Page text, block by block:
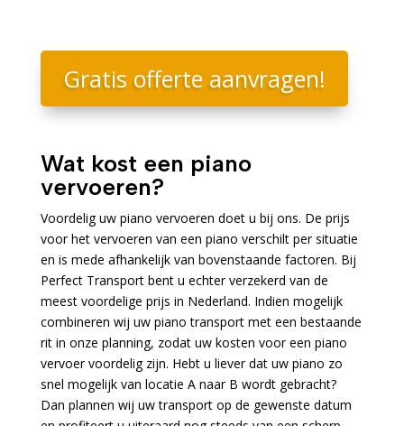
Gratis offerte aanvragen!
Wat kost een piano
vervoeren?
Voordelig uw piano vervoeren doet u bij ons. De prijs
voor het vervoeren van een piano verschilt per situatie
en is mede afhankelijk van bovenstaande factoren. Bij
Perfect Transport bent u echter verzekerd van de
meest voordelige prijs in Nederland. Indien mogelijk
combineren wij uw piano transport met een bestaande
rit in onze planning, zodat uw kosten voor een piano
vervoer voordelig zijn. Hebt u liever dat uw piano zo
snel mogelijk van locatie A naar B wordt gebracht?
Dan plannen wij uw transport op de gewenste datum